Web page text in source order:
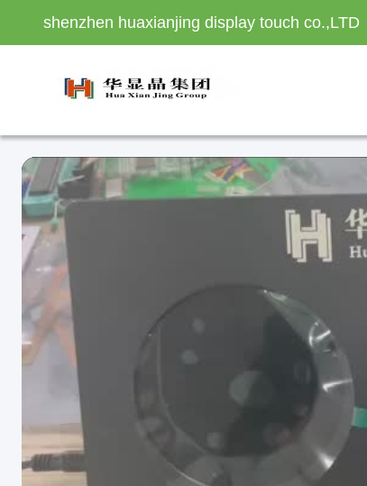
shenzhen huaxianjing display touch co.,LTD